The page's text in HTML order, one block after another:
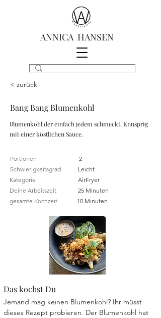
ANNICA HANSEN
< zurück
Bang Bang Blumenkohl
Blumenkohl der einfach jedem schmeckt. Knusprig
mit einer köstlichen Sauce.
Portionen
Schwierigkeitsgrad
Kategorie
Deine Arbeitszeit
gesamte Kochzeit
2
Leicht
AirFryer
25 Minuten
10 Minuten
Das kochst Du
Jemand mag keinen Blumenkohl? Ihr müsst
dieses Rezept probieren. Der Blumenkohl hat